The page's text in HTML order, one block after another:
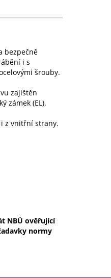
bezpečně
i s
šrouby.
zajištěn
zámek (EL).
z vnitřní strany.
NBÚ ověřující
normy